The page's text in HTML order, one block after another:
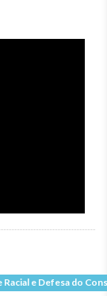
e Defesa do